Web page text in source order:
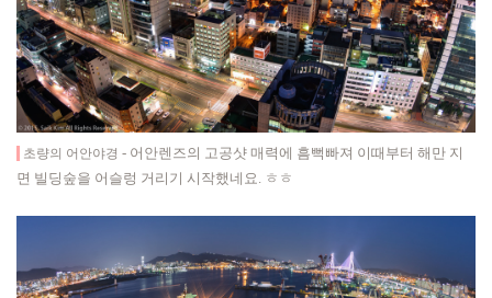
초량의 어안야경 - 어안렌즈의 고공샷 매력에 흠뻑빠져 이때부터 해만 지
면 빌딩숲을 어슬렁 거리기 시작했네요. ㅎㅎ